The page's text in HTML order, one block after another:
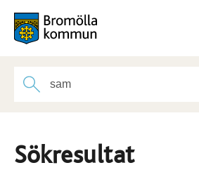
Sökresultat